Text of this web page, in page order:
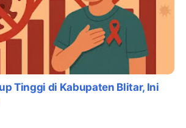
Tinggi di Kabupaten Blitar, Ini